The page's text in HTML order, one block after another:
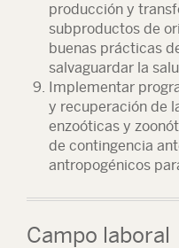
producción y
subproductos de
buenas prácticas
salvaguardar la
Implementar
y recuperación de
enzoóticas y
de contingencia
antropogénicos
Campo laboral